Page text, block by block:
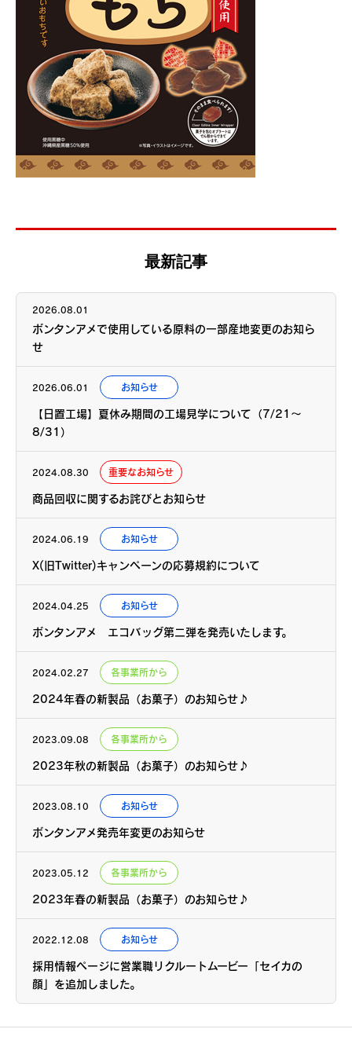
最新記事
2026.08.01
ボンタンアメで使用している原料の一部産地変更のお知ら
せ
2026.06.01 お知らせ
【日置工場】夏休み期間の工場見学について（7/21～
8/31）
2024.08.30 重要なお知らせ
商品回収に関するお詫びとお知らせ
2024.06.19 お知らせ
X(旧Twitter)キャンペーンの応募規約について
2024.04.25 お知らせ
ボンタンアメ エコバッグ第二弾を発売いたします。
2024.02.27 各事業所から
2024年春の新製品（お菓子）のお知らせ♪
2023.09.08 各事業所から
2023年秋の新製品（お菓子）のお知らせ♪
2023.08.10 お知らせ
ボンタンアメ発売年変更のお知らせ
2023.05.12 各事業所から
2023年春の新製品（お菓子）のお知らせ♪
2022.12.08 お知らせ
採用情報ページに営業職リクルートムービー「セイカの
顔」を追加しました。